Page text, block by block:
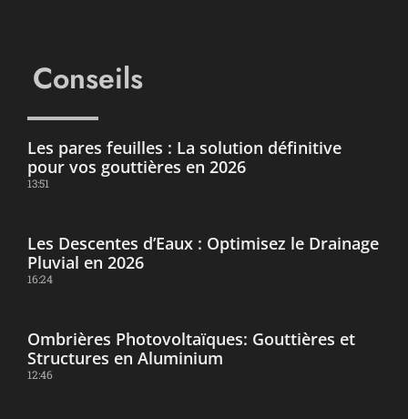
Conseils
Les pares feuilles : La solution définitive
pour vos gouttières en 2026
13:51
Les Descentes d’Eaux : Optimisez le Drainage
Pluvial en 2026
16:24
Ombrières Photovoltaïques: Gouttières et
Structures en Aluminium
12:46